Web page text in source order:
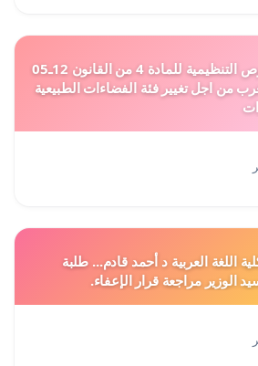
دعم ملف تفعيل النصوص التنظيمية للمادة 4 من القانون 12ـ05
من اجل تغيير فئة الفضاءات الطبيعية
اللغة العربية د أحمد قادم... طلبة
الوزير مراجعة قرار الإعفاء.